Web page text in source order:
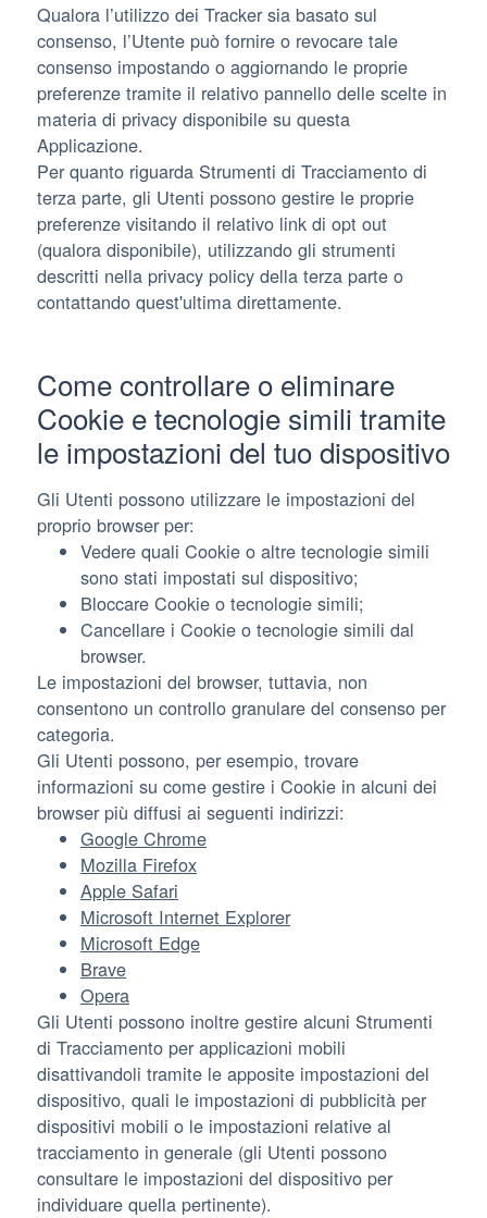
Qualora l’utilizzo dei Tracker sia basato sul
consenso, l’Utente può fornire o revocare tale
consenso impostando o aggiornando le proprie
preferenze tramite il relativo pannello delle scelte in
materia di privacy disponibile su questa
Applicazione.
Per quanto riguarda Strumenti di Tracciamento di
terza parte, gli Utenti possono gestire le proprie
preferenze visitando il relativo link di opt out
(qualora disponibile), utilizzando gli strumenti
descritti nella privacy policy della terza parte o
contattando quest'ultima direttamente.
Come controllare o eliminare
Cookie e tecnologie simili tramite
le impostazioni del tuo dispositivo
Gli Utenti possono utilizzare le impostazioni del
proprio browser per:
Vedere quali Cookie o altre tecnologie simili
sono stati impostati sul dispositivo;
Bloccare Cookie o tecnologie simili;
Cancellare i Cookie o tecnologie simili dal
browser.
Le impostazioni del browser, tuttavia, non
consentono un controllo granulare del consenso per
categoria.
Gli Utenti possono, per esempio, trovare
informazioni su come gestire i Cookie in alcuni dei
browser più diffusi ai seguenti indirizzi:
Google Chrome
Mozilla Firefox
Apple Safari
Microsoft Internet Explorer
Microsoft Edge
Brave
Opera
Gli Utenti possono inoltre gestire alcuni Strumenti
di Tracciamento per applicazioni mobili
disattivandoli tramite le apposite impostazioni del
dispositivo, quali le impostazioni di pubblicità per
dispositivi mobili o le impostazioni relative al
tracciamento in generale (gli Utenti possono
consultare le impostazioni del dispositivo per
individuare quella pertinente).